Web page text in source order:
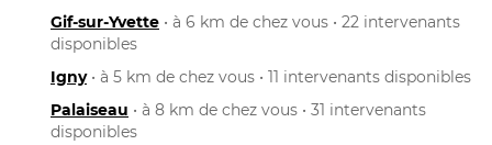
Gif-sur-Yvette • à 6 km de chez vous • 22 intervenants
disponibles
Igny• à 5 km de chez vous • 11 intervenants disponibles
Palaiseau • à 8 km de chez vous • 31 intervenants
disponibles